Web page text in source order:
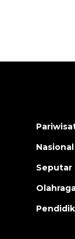
Nasional
Seputar